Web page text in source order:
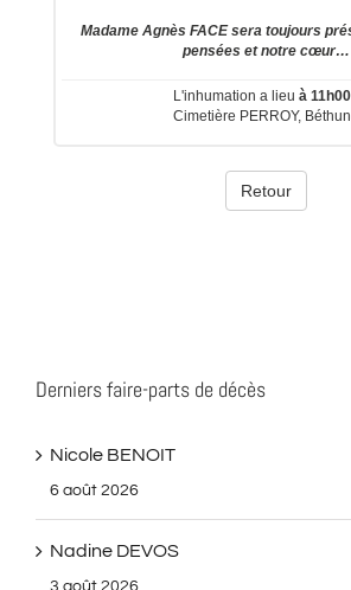
Derniers faire-parts de décès
Nicole BENOIT
6 août 2026
Nadine DEVOS